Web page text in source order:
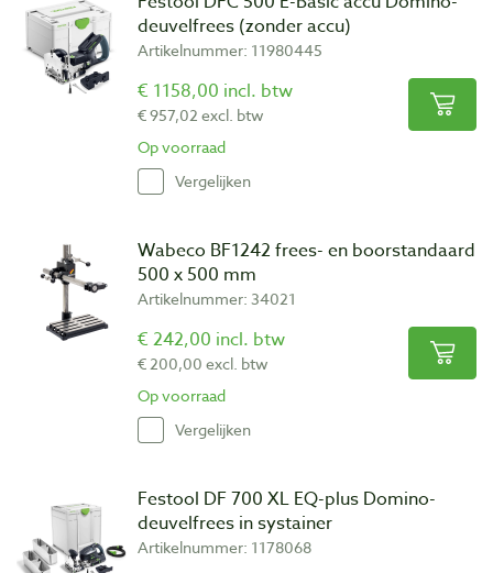
deuvelfrees (zonder accu)
Artikelnummer: 11980445
€ 1158,00 incl. btw
€ 957,02 excl. btw
Op voorraad
Vergelijken
Wabeco BF1242 frees- en boorstandaard
500 x 500 mm
Artikelnummer: 34021
€ 242,00 incl. btw
€ 200,00 excl. btw
Op voorraad
Vergelijken
Festool DF 700 XL EQ-plus Domino-
deuvelfrees in systainer
Artikelnummer: 1178068